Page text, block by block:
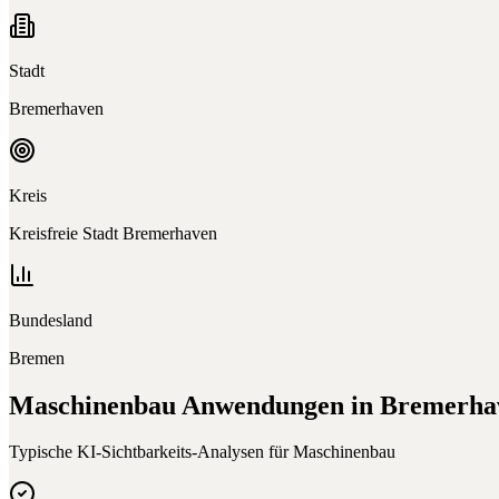
Stadt
Bremerhaven
Kreis
Kreisfreie Stadt Bremerhaven
Bundesland
Bremen
Maschinenbau Anwendungen in
Typische KI-Sichtbarkeits-Analysen fürMaschinenbau